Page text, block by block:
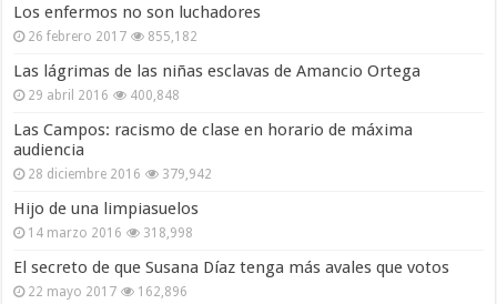
Los enfermos no son luchadores
26 febrero 2017 855,182
Las lágrimas de las niñas esclavas de Amancio Ortega
29 abril 2016 400,848
Las Campos: racismo de clase en horario de máxima
audiencia
28 diciembre 2016 379,942
Hijo de una limpiasuelos
14 marzo 2016 318,998
El secreto de que Susana Díaz tenga más avales que votos
22 mayo 2017 162,896